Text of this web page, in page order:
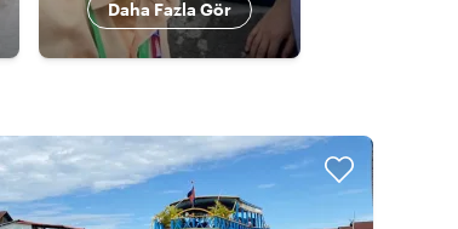
Daha Fazla Gör